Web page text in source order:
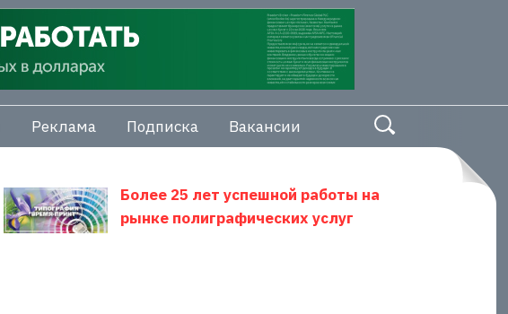
Реклама Подписка Вакансии
Более 25 лет успешной работы на
рынке полиграфических услуг